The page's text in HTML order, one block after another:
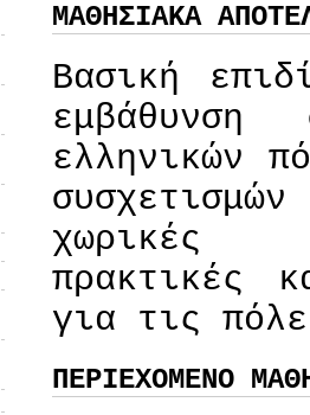
ΜΑΘΗΣΙΑΚΑ
Βασική
ελληνικών
χωρικές
πρακτικές
για τις
ΠΕΡΙΕΧΟΜΕΝΟ